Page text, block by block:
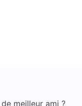
meilleur ami ?